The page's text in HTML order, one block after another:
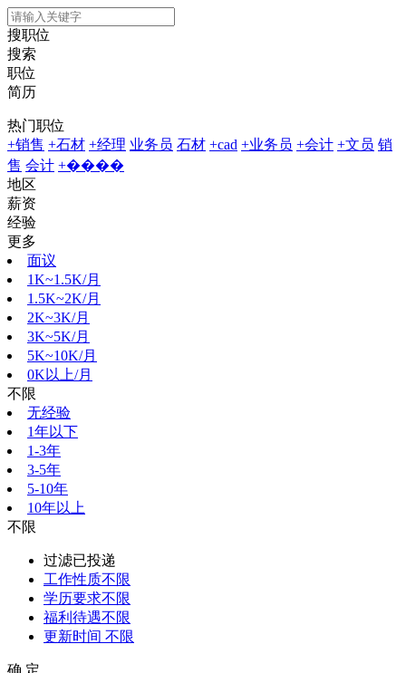
搜职位
搜索
职位
简历
热门职位
+销售 +石材 +经理 业务员 石材 +cad +业务员 +会计 +文员 销
售 会计 +����
地区
薪资
经验
更多
面议
1K~1.5K/月
1.5K~2K/月
2K~3K/月
3K~5K/月
5K~10K/月
0K以上/月
不限
无经验
1年以下
1-3年
3-5年
5-10年
10年以上
不限
过滤已投递
工作性质不限
学历要求不限
福利待遇不限
更新时间 不限
确 定